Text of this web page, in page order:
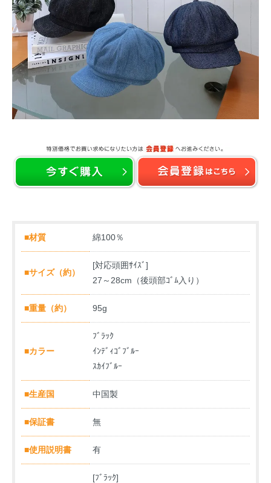
■材質 綿100％
■サイズ（約）
[対応頭囲ｻｲｽﾞ]
27～28cm（後頭部ｺﾞﾑ入り）
■重量（約） 95g
■カラー
ﾌﾞﾗｯｸ
ｲﾝﾃﾞｨｺﾞﾌﾞﾙｰ
ｽｶｲﾌﾞﾙｰ
■生産国 中国製
■保証書 無
■使用説明書 有
[ﾌﾞﾗｯｸ]